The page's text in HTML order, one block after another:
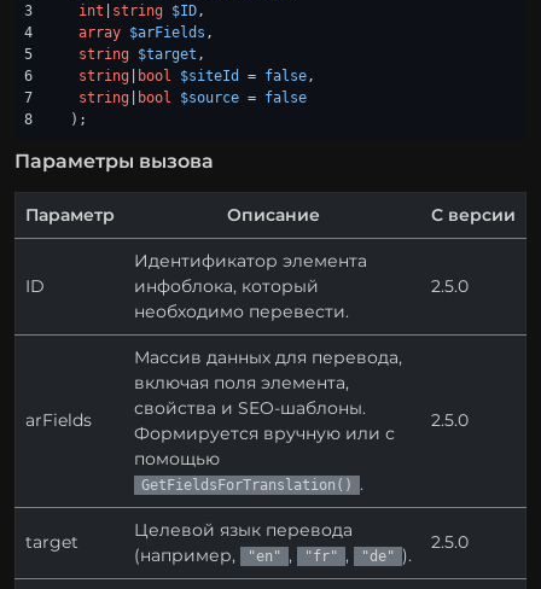
3
4
5
6
7
int
string $ID,
array $arFields ,
string $target ,
string
bool $siteId = false,
string
bool $source = false
);
Параметры вызова
Параметр Описание С версии
ID
Идентификатор элемента
инфоблока, который
необходимо перевести.
2.5.0
arFields
Массив данных для перевода,
включая поля элемента,
свойства и SEO-шаблоны.
Формируется вручную или с
помощью
GetFieldsForTranslation() .
2.5.0
target
Целевой язык перевода
(например,
"en" , "fr" , "de" ).
2.5.0